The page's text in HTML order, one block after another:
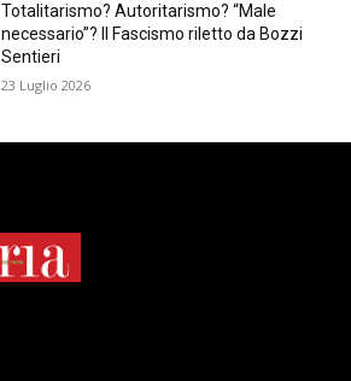
Totalitarismo? Autoritarismo? “Male
necessario”? Il Fascismo riletto da Bozzi
Sentieri
23 Luglio 2026